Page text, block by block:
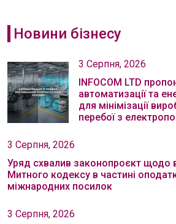
Новини бізнесу
3 Серпня, 2026
INFOCOM LTD
автоматизації та
для мінімізації
перебої з
3 Серпня, 2026
Уряд схвалив законопроєкт щодо
Митного кодексу в частині
міжнародних посилок
3 Серпня, 2026